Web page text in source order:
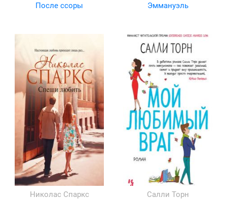
После ссоры
Эммануэль
Николас Спаркс
Салли Торн